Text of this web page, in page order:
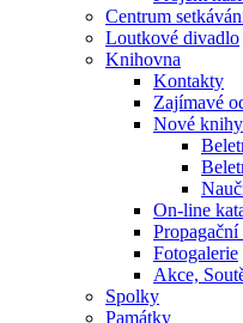
Centrum
Loutkové divadlo
Knihovna
Kontakty
Zajímavé
Nové knihy
On-line
Fotogalerie
Akce,
Spolky
Památky